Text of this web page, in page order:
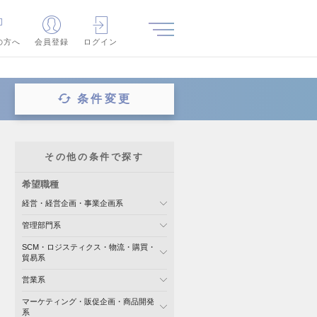
方へ 会員登録 ログイン
条件変更
その他の条件で探す
希望職種
経営・経営企画・事業企画系
管理部門系
SCM・ロジスティクス・物流・購買・
貿易系
営業系
マーケティング・販促企画・商品開発
系